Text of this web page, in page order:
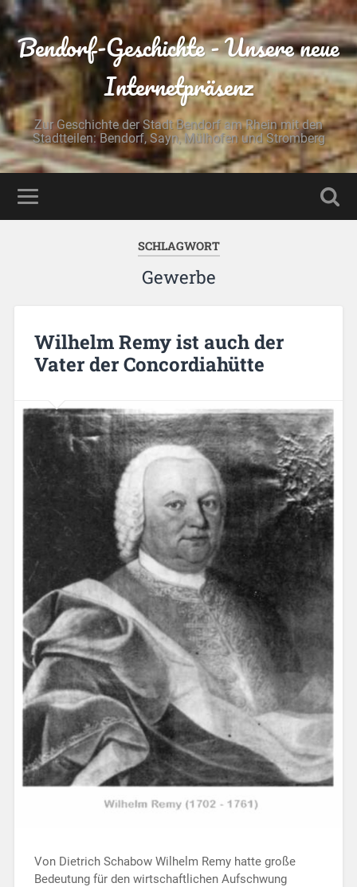
Bendorf-Geschichte - Unsere neue
Internetpräsenz
Zur Geschichte der Stadt Bendorf am Rhein mit den
Stadtteilen: Bendorf, Sayn, Mülhofen und Stromberg
SCHLAGWORT
Gewerbe
Wilhelm Remy ist auch der
Vater der Concordiahütte
Von Dietrich Schabow Wilhelm Remy hatte große
Bedeutung für den wirtschaftlichen Aufschwung